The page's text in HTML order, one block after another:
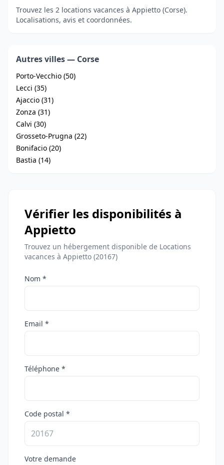
Trouvez les 2 locations vacances à Appietto (Corse).
Localisations, avis et coordonnées.
Autres villes — Corse
Porto-Vecchio (50)
Lecci (35)
Ajaccio (31)
Zonza (31)
Calvi (30)
Grosseto-Prugna (22)
Bonifacio (20)
Bastia (14)
Vérifier les disponibilités à
Appietto
Trouvez un hébergement disponible de Locations
vacances à Appietto (20167)
Nom *
Email *
Téléphone *
Code postal *
Votre demande